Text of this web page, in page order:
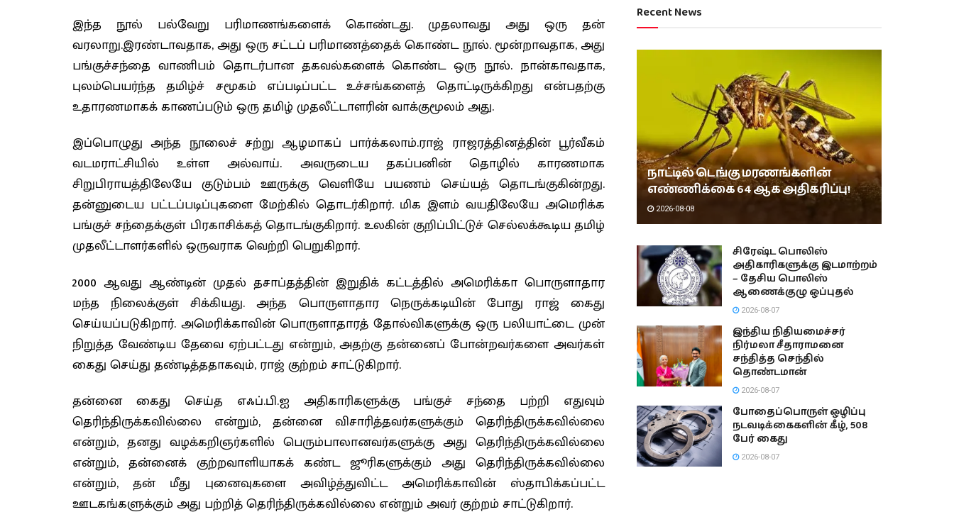
இந்த நூல் பல்வேறு பரிமாணங்களைக் கொண்டது. முதலாவது அது ஒரு தன்
வரலாறு.இரண்டாவதாக, அது ஒரு சட்டப் பரிமாணத்தைக் கொண்ட நூல். மூன்றாவதாக, அது
பங்குச்சந்தை வாணிபம் தொடர்பான தகவல்களைக் கொண்ட ஒரு நூல். நான்காவதாக,
புலம்பெயர்ந்த தமிழ்ச் சமூகம் எப்படிப்பட்ட உச்சங்களைத் தொட்டிருக்கிறது என்பதற்கு
உதாரணமாகக் காணப்படும் ஒரு தமிழ் முதலீட்டாளரின் வாக்குமூலம் அது.
இப்பொழுது அந்த நூலைச் சற்று ஆழமாகப் பார்க்கலாம்.ராஜ் ராஜரத்தினத்தின் பூர்வீகம்
வடமராட்சியில் உள்ள அல்வாய். அவருடைய தகப்பனின் தொழில் காரணமாக
சிறுபிராயத்திலேயே குடும்பம் ஊருக்கு வெளியே பயணம் செய்யத் தொடங்குகின்றது.
தன்னுடைய பட்டப்படிப்புகளை மேற்கில் தொடர்கிறார். மிக இளம் வயதிலேயே அமெரிக்க
பங்குச் சந்தைக்குள் பிரகாசிக்கத் தொடங்குகிறார். உலகின் குறிப்பிட்டுச் செல்லக்கூடிய தமிழ்
முதலீட்டாளர்களில் ஒருவராக வெற்றி பெறுகிறார்.
2000 ஆவது ஆண்டின் முதல் தசாப்தத்தின் இறுதிக் கட்டத்தில் அமெரிக்கா பொருளாதார
மந்த நிலைக்குள் சிக்கியது. அந்த பொருளாதார நெருக்கடியின் போது ராஜ் கைது
செய்யப்படுகிறார். அமெரிக்காவின் பொருளாதாரத் தோல்விகளுக்கு ஒரு பலியாட்டை முன்
நிறுத்த வேண்டிய தேவை ஏற்பட்டது என்றும், அதற்கு தன்னைப் போன்றவர்களை அவர்கள்
கைது செய்து தண்டித்ததாகவும், ராஜ் குற்றம் சாட்டுகிறார்.
தன்னை கைது செய்த எஃப்.பி.ஐ அதிகாரிகளுக்கு பங்குச் சந்தை பற்றி எதுவும்
தெரிந்திருக்கவில்லை என்றும், தன்னை விசாரித்தவர்களுக்கும் தெரிந்திருக்கவில்லை
என்றும், தனது வழக்கறிஞர்களில் பெரும்பாலானவர்களுக்கு அது தெரிந்திருக்கவில்லை
என்றும், தன்னைக் குற்றவாளியாகக் கண்ட ஜூரிகளுக்கும் அது தெரிந்திருக்கவில்லை
என்றும், தன் மீது புனைவுகளை அவிழ்த்துவிட்ட அமெரிக்காவின் ஸ்தாபிக்கப்பட்ட
ஊடகங்களுக்கும் அது பற்றித் தெரிந்திருக்கவில்லை என்றும் அவர் குற்றம் சாட்டுகிறார்.
Recent News
நாட்டில் டெங்கு மரணங்களின்
எண்ணிக்கை 64 ஆக அதிகரிப்பு!
2026-08-08
சிரேஷ்ட பொலிஸ்
அதிகாரிகளுக்கு இடமாற்றம்
– தேசிய பொலிஸ்
ஆணைக்குழு ஒப்புதல்
2026-08-07
இந்திய நிதியமைச்சர்
நிர்மலா சீதாராமனை
சந்தித்த செந்தில்
தொண்டமான்
2026-08-07
போதைப்பொருள் ஒழிப்பு
நடவடிக்கைகளின் கீழ், 508
பேர் கைது
2026-08-07